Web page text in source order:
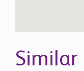
Similar